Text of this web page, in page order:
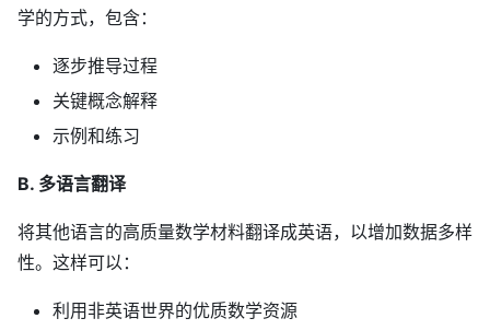
学的方式，包含：
逐步推导过程
关键概念解释
示例和练习
B. 多语言翻译
将其他语言的高质量数学材料翻译成英语，以增加数据多样
性。这样可以：
利用非英语世界的优质数学资源